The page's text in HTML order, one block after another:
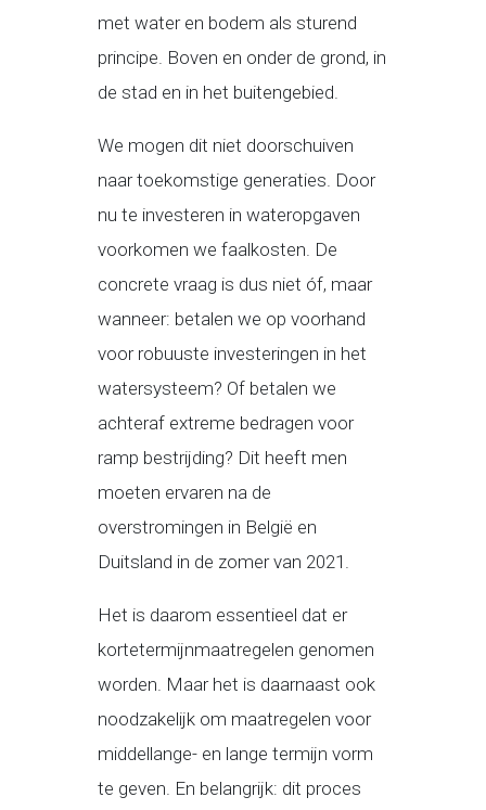
met water en bodem als sturend
principe. Boven en onder de grond, in
de stad en in het buitengebied.
We mogen dit niet doorschuiven
naar toekomstige generaties. Door
nu te investeren in wateropgaven
voorkomen we faalkosten. De
concrete vraag is dus niet óf, maar
wanneer: betalen we op voorhand
voor robuuste investeringen in het
watersysteem? Of betalen we
achteraf extreme bedragen voor
ramp bestrijding? Dit heeft men
moeten ervaren na de
overstromingen in België en
Duitsland in de zomer van 2021.
Het is daarom essentieel dat er
kortetermijnmaatregelen genomen
worden. Maar het is daarnaast ook
noodzakelijk om maatregelen voor
middellange- en lange termijn vorm
te geven. En belangrijk: dit proces